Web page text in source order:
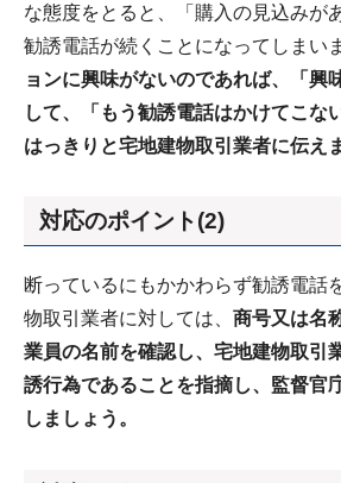
な態度をとると、「購入の見込みが
勧誘電話が続くことになってしまい
ョンに興味がないのであれば、「興
して、「もう勧誘電話はかけてこな
はっきりと宅地建物取引業者に伝え
対応のポイント(2)
断っているにもかかわらず勧誘電話
物取引業者に対しては、 商号又は名
業員の名前を確認し、宅地建物取引
誘行為であることを指摘し、監督官
しましょう。